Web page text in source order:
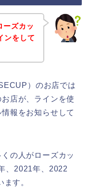
ーズカッ
ンをして
）のお店では
店が、ラインを使
報をお知らせして
の人がローズカッ
、2021年、2022
す。